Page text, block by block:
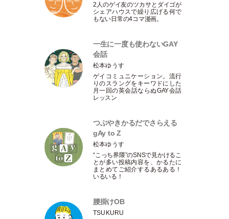
2人のゲイ友のツカサとダイゴが
シェアハウスで繰り広げる何で
もない日常の4コマ漫画。
一生に一度も使わないGAY
会話
松本ゆうす
ゲイコミュニケーション。流行
りのスラングをキーワドにした
月一回の英会話ならぬGAY会話
レッスン
つぶやきかるだでさらえる
gAy to Z
松本ゆうす
“こっち界隈”のSNSで見かけるこ
とが多い投稿内容を、かるたに
まとめてご紹介するあるある！
いるいる！
腰掛けOB
TSUKURU